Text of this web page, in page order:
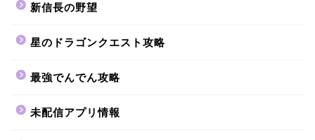
新信長の野望
星のドラゴンクエスト攻略
最強でんでん攻略
未配信アプリ情報